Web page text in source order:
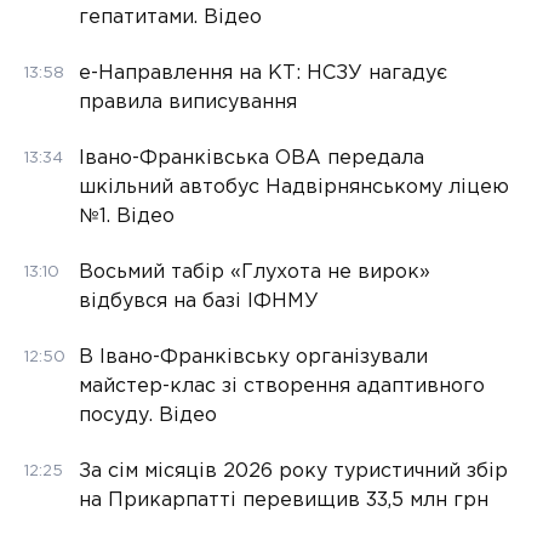
гепатитами. Відео
13:58
е-Направлення на КТ: НСЗУ нагадує
правила виписування
13:34
Івано-Франківська ОВА передала
шкільний автобус Надвірнянському ліцею
№1. Відео
13:10
Восьмий табір «Глухота не вирок»
відбувся на базі ІФНМУ
12:50
В Івано-Франківську організували
майстер-клас зі створення адаптивного
посуду. Відео
12:25
За сім місяців 2026 року туристичний збір
на Прикарпатті перевищив 33,5 млн грн